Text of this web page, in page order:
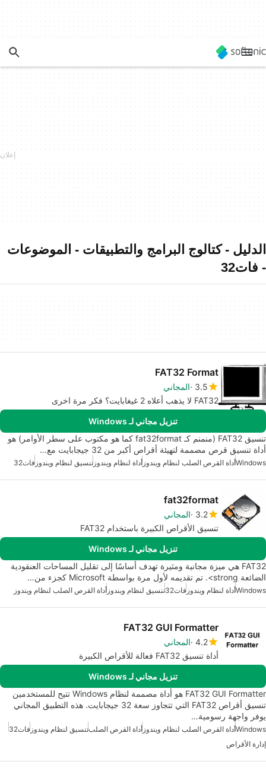
الدليل - كتالوج البرامج والتطبيقات - الموضوعات
- فات32
FAT32 Format
3.5 المجاني
FAT32 لا يذهب أعلاه 2 غيغابايت؟ فكر مرة اخرى
تنزيل مجاني لـ Windows
تنسيق FAT32 (منمنم كـ fat32format كما هو مكتوب على سطر الأوامر) هو
أداة تنسيق قرص مصممة لتهيئة أقراص أكبر من 32 جيجابايت مع…
Windowsأداة القرص الصلب لنظام ويندوز أداة لنظام ويندوز تنسيق لنظام ويندوز فات32
fat32format
3.2 المجاني
تنسيق الأقراص الكبيرة باستخدام FAT32
تنزيل مجاني لـ Windows
FAT32 هي ميزة مجانية ومثيرة تهدف أساسًا إلى تقليل المساحات العنقودية
الضائعة strong>. تم تقديمه لأول مرة بواسطة Microsoft كجزء من…
Windowsأداة لنظام ويندوز فات32 تنسيق لنظام ويندوز أداة القرص الصلب لنظام ويندوز
FAT32 GUI Formatter
4.2 المجاني
أداة تنسيق FAT32 فعالة للأقراص الكبيرة
تنزيل مجاني لـ Windows
FAT32 GUI Formatter هو أداة مصممة لنظام Windows تتيح للمستخدمين
تنسيق أقراص FAT32 التي تتجاوز سعة 32 جيجابايت. هذه التطبيق المجاني
يوفر واجهة رسومية…
Windowsأداة القرص الصلب لنظام ويندوز أداة القرص الصلبتنسيق لنظام ويندوز فات32
إدارة الأقراص